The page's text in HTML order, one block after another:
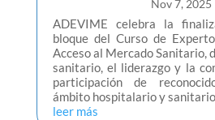
Nov 7, 2025
ADEVIME celebra la
bloque del Curso de
Acceso al Mercado Sanitario,
sanitario, el liderazgo y la
participación de
ámbito hospitalario y
leer más